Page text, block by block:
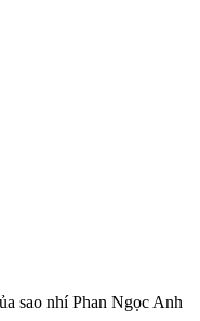
sao nhí Phan Ngọc Anh